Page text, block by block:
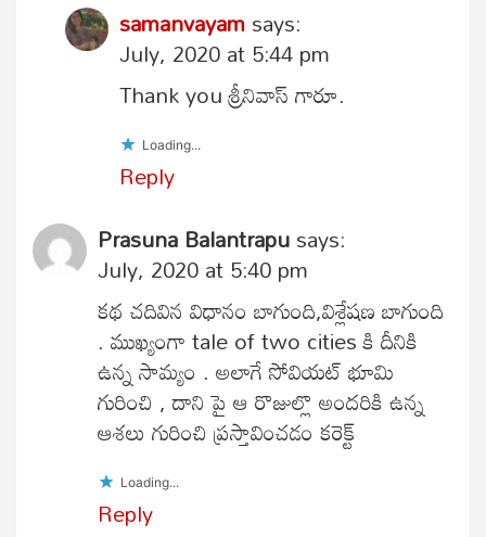
samanvayamsays:
July, 2020 at 5:44 pm
Thank you శ్రీనివాస్ గారూ.
Loading...
Reply
Prasuna Balantrapusays:
July, 2020 at 5:40 pm
కథ చదివిన విధానం బాగుంది,విశ్లేషణ బాగుంది
. ముఖ్యంగా tale of two cities కి దీనికి
ఉన్న సామ్యం . అలాగే సోవియట్ భూమి
గురించి , దాని పై ఆ రొజుల్లొ అందరికి ఉన్న
ఆశలు గురించి ప్రస్తావించడం కరెక్ట్
Loading...
Reply